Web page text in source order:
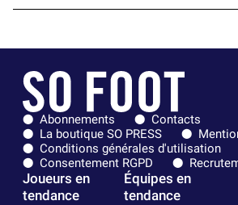
Abonnements
Contacts
La boutique SO PRESS
Conditions générales d'utilisation
Consentement RGPD
Joueurs en
tendance
Équipes en
tendance